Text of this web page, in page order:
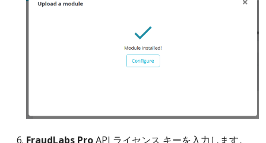
FraudLabs ProAPI ライセンス キーを入力します。